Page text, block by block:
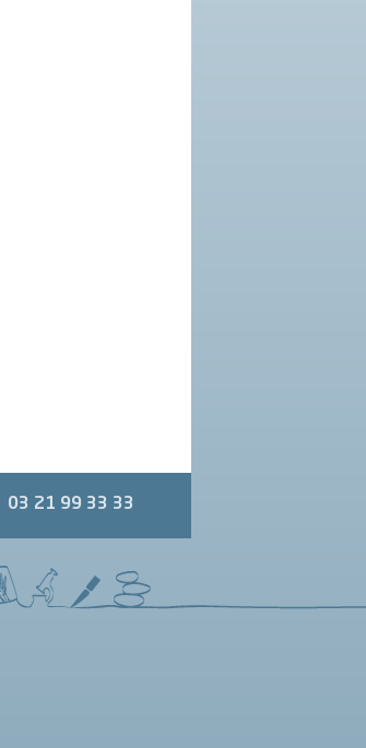
03 21 99 33 33